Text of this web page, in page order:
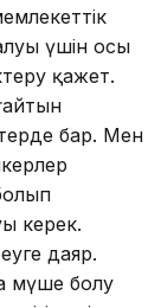
үшін осы
қажет.
бар. Мен
керек.
даяр.
мүше болу